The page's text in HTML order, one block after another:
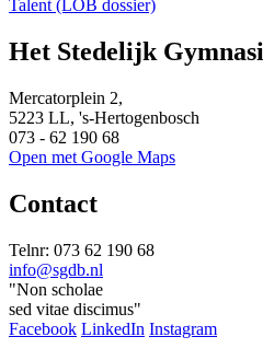
Talent (LOB dossier)
Het Stedelijk
Mercatorplein 2,
5223 LL, 's-Hertogenbosch
073 - 62 190 68
Open met Google Maps
Contact
Telnr: 073 62 190 68
info@sgdb.nl
"Non scholae
sed vitae discimus"
Facebook LinkedIn Instagram